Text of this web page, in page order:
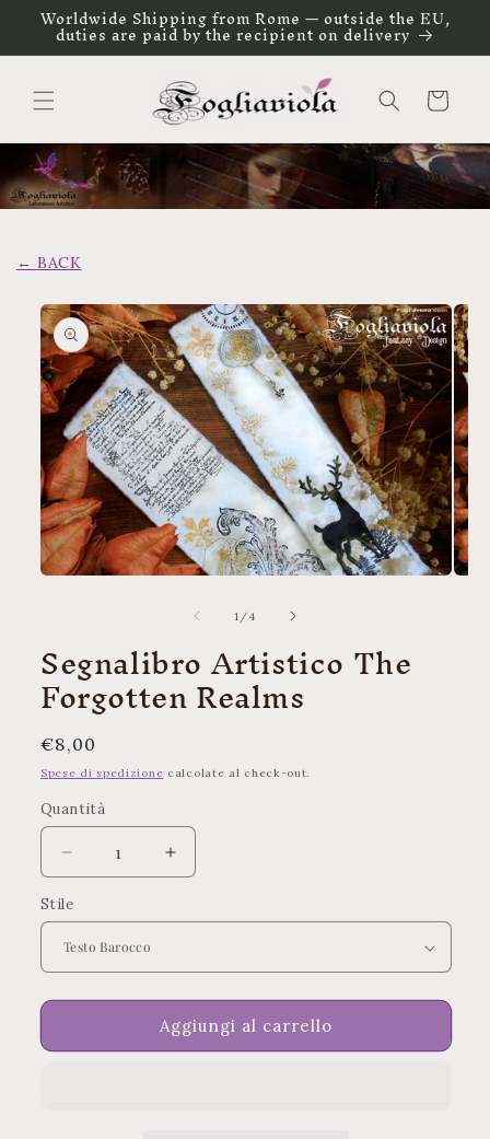
direttamente
ai contenuti
Worldwide Shipping from Rome — outside the EU,
duties are paid by the recipient on delivery
Carrello
← BACK
Passa alle
informazioni
sul prodotto
finestra
modale
1 /su
4
Segnalibro Artistico The
Forgotten Realms
Prezzo
di
listino
€8,00
Spese di spedizione calcolate al check-out.
Quantità
Quantità
Diminuisci
quantità
per
Artistico
The
Forgotten
Aumenta
quantità
The
Forgotten
Realms
Stile
Aggiungi al carrello